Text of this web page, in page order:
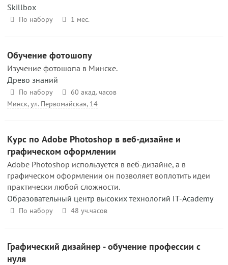
Skillbox
По набору 1 мес.
Обучение фотошопу
Изучение фотошопа в Минске.
Древо знаний
По набору
60 акад. часов
Минск, ул. Первомайская, 14
Курс по Adobe Photoshop в веб-дизайне и
графическом оформлении
Adobe Photoshop используется в веб-дизайне, а в
графическом оформлении он позволяет воплотить идеи
практически любой сложности.
Образовательный центр высоких технологий IT-Academy
По набору 48 уч.часов
Графический дизайнер - обучение профессии с
нуля